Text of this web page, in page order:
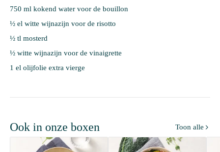
750 ml kokend water voor de bouillon
½ el witte wijnazijn voor de risotto
½ tl mosterd
½ witte wijnazijn voor de vinaigrette
1 el olijfolie extra vierge
Ook in onze boxen Toon alle 